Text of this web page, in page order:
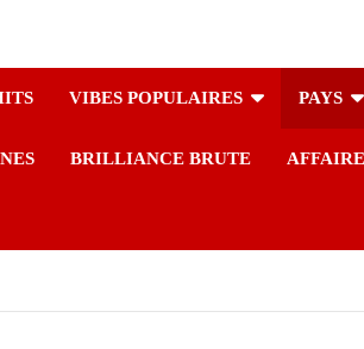
VIBES POPULAIRES PAYS
BRILLIANCE BRUTE